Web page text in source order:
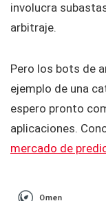
involucra
arbitraje.
Pero los bots de
ejemplo de una
espero pronto
aplicaciones.
mercado de